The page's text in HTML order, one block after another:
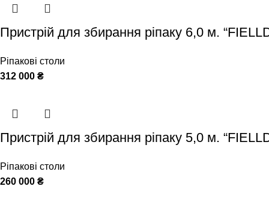
Пристрій для збирання ріпаку 6,0 м.
Ріпакові столи
312 000 ₴
Пристрій для збирання ріпаку 5,0 м.
Ріпакові столи
260 000 ₴